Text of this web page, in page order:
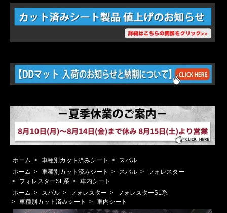
ホーム > 車種別カット済みシート >
スバル
ホーム > 車種別カット済みシート > スバル >
フォレスター
>
フォレスターSL系 > 車内シート
ホーム > スバル > フォレスター >
フォレスターSL系
> 車種別カット済みシート > 車内シート